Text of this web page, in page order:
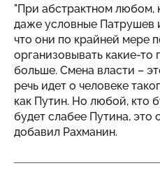
"При абстрактном любом,
даже условные Патрушев
что они по крайней мере
организовывать какие-то
больше. Смена власти –
речь идет о человеке
как Путин. Но любой, кто
будет слабее Путина, это
добавил Рахманин.